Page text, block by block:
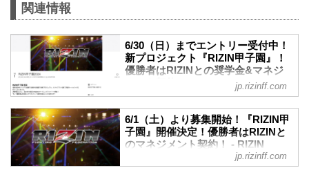
関連情報
6/30（日）までエントリー受付中！
新プロジェクト『RIZIN甲子園』！
優勝者はRIZINとの奨学⾦&マネジ
メント契約！ - RIZIN FIGHTING
FEDERATION オフィシャルサイト
未来のスター選手発掘を目的とした新プ
ロジェクト『RIZIN甲子園』のエントリー
が、6月1日（土）12時よりスタート！
このプロジェクトでは15〜18歳の男性を
対象に、「本気でRIZINのリングに上がり
jp.rizinff.com
6/1（土）より募集開始！『RIZIN甲
子園』開催決定！優勝者はRIZINと
のマネジメント契約！ - RIZIN
FIGHTING FEDERATION オフィシ
ャルサイト
jp.rizinff.com